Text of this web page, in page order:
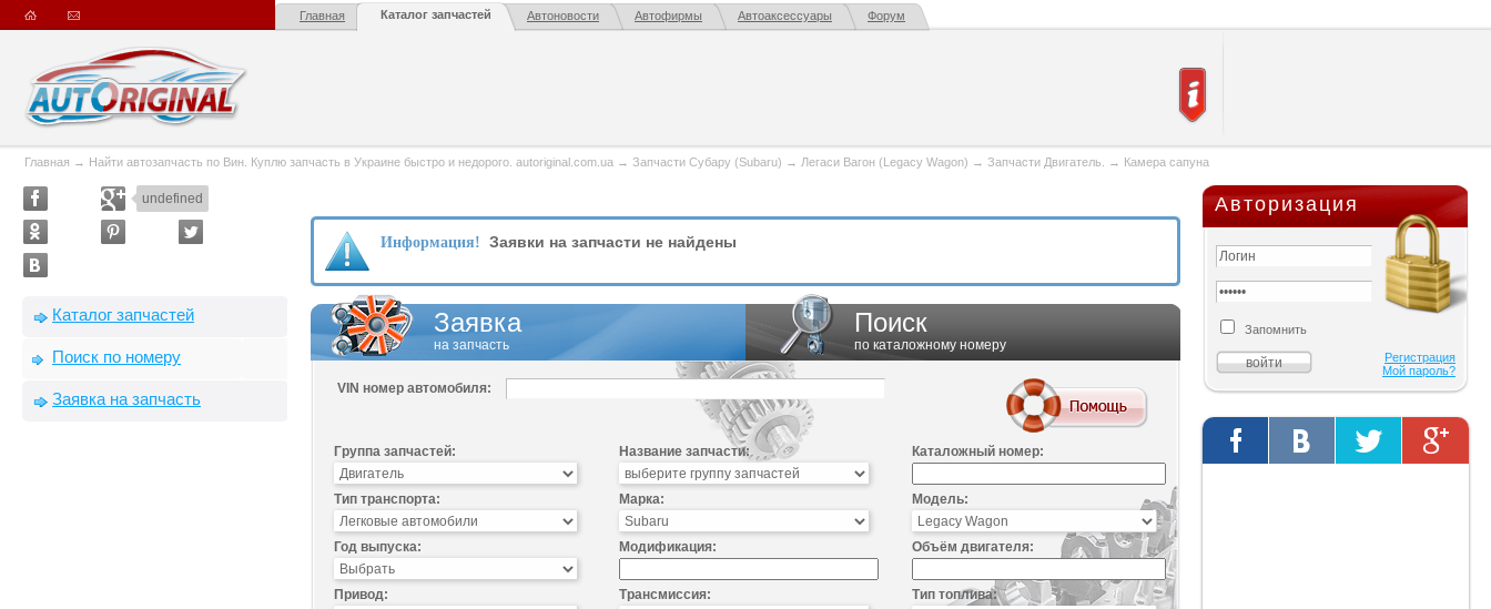
Главная Каталог запчастей Автоновости Автофирмы Автоаксессуары Форум
Главная → Найти автозапчасть по Вин. Куплю запчасть в Украине быстро и недорого. autoriginal.com.ua → Запчасти Субару (Subaru) → Легаси Вагон (Legacy Wagon) → Запчасти Двигатель. → Камера сапуна
undefined
Каталог запчастей
Поиск по номеру
Заявка на запчасть
Информация! Заявки на запчасти не найдены
Заявка
на запчасть
Поиск
по каталожному номеру
VIN номер автомобиля:
Группа запчастей: Название запчасти: Каталожный номер:
Тип транспорта: Марка: Модель:
Год выпуска: Модификация: Объём двигателя:
Привод: Трансмиссия: Тип топлива:
Авторизация
Запомнить
Регистрация
Мой пароль?